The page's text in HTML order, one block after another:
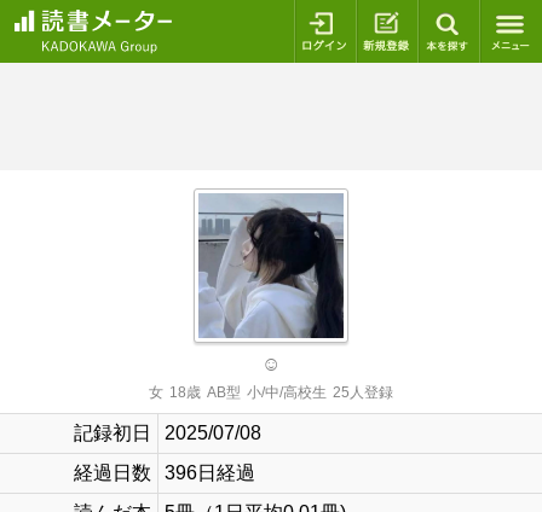
ログイン 新規登録
☺
女 18歳 AB型 小/中/高校生 25人登録
記録初日
2025/07/08
経過日数
396日経過